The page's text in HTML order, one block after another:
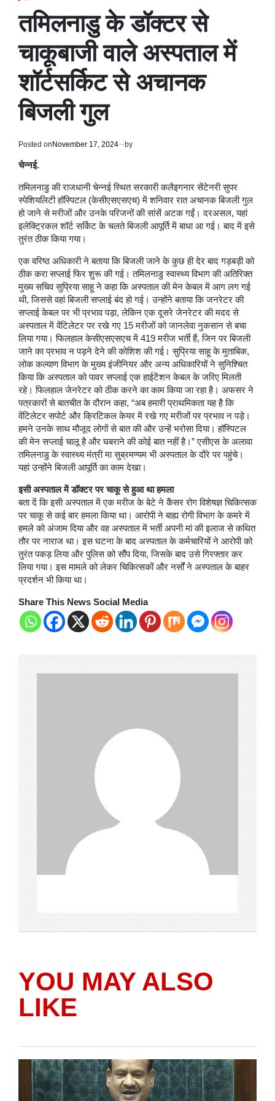
तमिलनाडु के डॉक्टर से
चाकूबाजी वाले अस्पताल में
शॉर्टसर्किट से अचानक
बिजली गुल
Posted onNovember 17, 2024 by
चेन्नई.
तमिलनाडु की राजधानी चेन्नई स्थित सरकारी कलैइगनार सेंटेनरी सुपर
स्पेशियलिटी हॉस्पिटल (केसीएसएसएच) में शनिवार रात अचानक बिजली गुल
हो जाने से मरीजों और उनके परिजनों की सांसें अटक गईं। दरअसल, यहां
इलेक्ट्रिकल शॉर्ट सर्किट के चलते बिजली आपूर्ति में बाधा आ गई। बाद में इसे
तुरंत ठीक किया गया।
एक वरिष्ठ अधिकारी ने बताया कि बिजली जाने के कुछ ही देर बाद गड़बड़ी को
ठीक करा सप्लाई फिर शुरू की गई। तमिलनाडु स्वास्थ्य विभाग की अतिरिक्त
मुख्य सचिव सुप्रिया साहू ने कहा कि अस्पताल की मेन केबल में आग लग गई
थी, जिससे वहां बिजली सप्लाई बंद हो गई। उन्होंने बताया कि जनरेटर की
सप्लाई केबल पर भी प्रभाव पड़ा, लेकिन एक दूसरे जेनरेटर की मदद से
अस्पताल में वेंटिलेटर पर रखे गए 15 मरीजों को जानलेवा नुकसान से बचा
लिया गया। फिलहाल केसीएसएसएच में 419 मरीज भर्ती हैं, जिन पर बिजली
जाने का प्रभाव न पड़ने देने की कोशिश की गई। सुप्रिया साहू के मुताबिक,
लोक कल्याण विभाग के मुख्य इंजीनियर और अन्य अधिकारियों ने सुनिश्चित
किया कि अस्पताल को पावर सप्लाई एक हाईटेंशन केबल के जरिए मिलती
रहे। फिलहाल जेनरेटर को ठीक करने का काम किया जा रहा है। अफसर ने
पत्रकारों से बातचीत के दौरान कहा, “अब हमारी प्राथमिकता यह है कि
वेंटिलेटर सपोर्ट और क्रिटिकल केयर में रखे गए मरीजों पर प्रभाव न पड़े।
हमने उनके साथ मौजूद लोगों से बात की और उन्हें भरोसा दिया। हॉस्पिटल
की मेन सप्लाई चालू है और घबराने की कोई बात नहीं है।” एसीएस के अलावा
तमिलनाडु के स्वास्थ्य मंत्री मा सुब्रमण्यम भी अस्पताल के दौरे पर पहुंचे।
यहां उन्होंने बिजली आपूर्ति का काम देखा।
इसी अस्पताल में डॉक्टर पर चाकू से हुआ था हमला
बता दें कि इसी अस्पताल में एक मरीज के बेटे ने कैंसर रोग विशेषज्ञ चिकित्सक
पर चाकू से कई बार हमला किया था। आरोपी ने बाह्य रोगी विभाग के कमरे में
हमले को अंजाम दिया और वह अस्पताल में भर्ती अपनी मां की इलाज से कथित
तौर पर नाराज था। इस घटना के बाद अस्पताल के कर्मचारियों ने आरोपी को
तुरंत पकड़ लिया और पुलिस को सौंप दिया, जिसके बाद उसे गिरफ्तार कर
लिया गया। इस मामले को लेकर चिकित्सकों और नर्सों ने अस्पताल के बाहर
प्रदर्शन भी किया था।
Share This News Social Media
YOU MAY ALSO
LIKE